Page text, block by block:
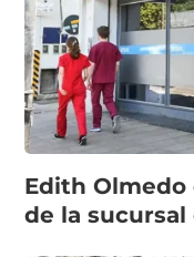
Edith Olmedo
de la sucursal